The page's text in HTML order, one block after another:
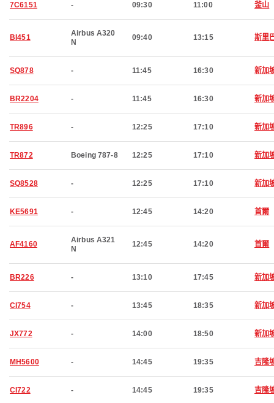
7C6151 - 09:30 11:00 釜山
BI451
Airbus A320
N
09:40 13:15 斯里
SQ878 - 11:45 16:30 新加
BR2204 - 11:45 16:30 新加
TR896 - 12:25 17:10 新加
TR872 Boeing 787-8 12:25 17:10 新加
SQ8528 - 12:25 17:10 新加
KE5691 - 12:45 14:20 首爾
AF4160
Airbus A321
N
12:45 14:20 首爾
BR226 - 13:10 17:45 新加
CI754 - 13:45 18:35 新加
JX772 - 14:00 18:50 新加
MH5600 - 14:45 19:35 吉隆
CI722 - 14:45 19:35 吉隆